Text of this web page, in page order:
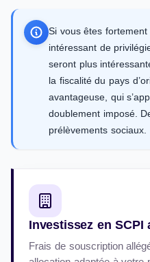
Si vous êtes
intéressant de
seront plus
la fiscalité du pays
avantageuse, qui
doublement imposé.
prélèvements sociaux.
Investissez en
Frais de souscription